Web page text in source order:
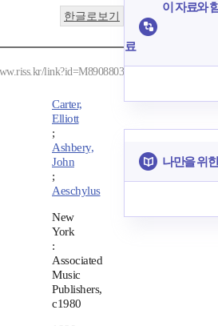
한글로보기
link?id=M8908803
Carter,
Elliott
;
Ashbery,
John
;
Aeschylus
New
York
:
Associated
Music
Publishers,
c1980
이 자료와
료
나만을 위